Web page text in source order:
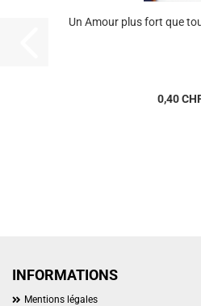
Un Amour plus fort que
0,40
INFORMATIONS
Mentions légales